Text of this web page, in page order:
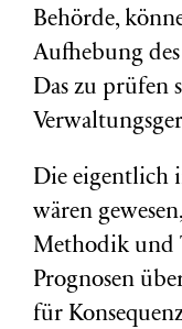
Behörde,
Aufhebung
Das zu prüfen
Die eigentlich
wären
Methodik und
Prognosen
für